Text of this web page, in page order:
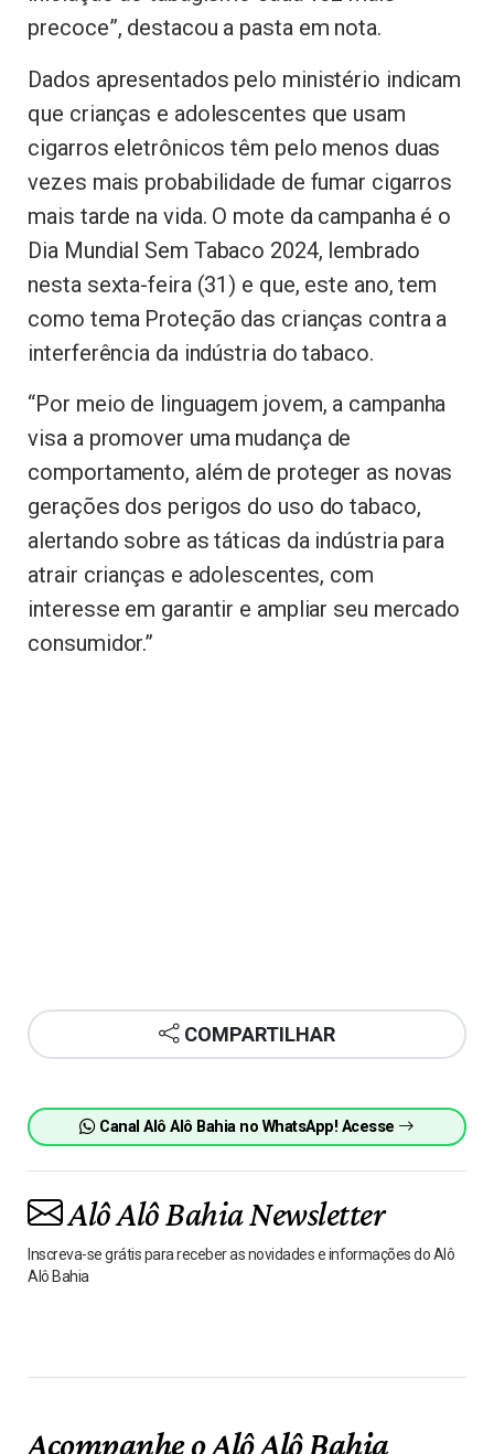
precoce”, destacou a pasta em nota.
Dados apresentados pelo ministério indicam
que crianças e adolescentes que usam
cigarros eletrônicos têm pelo menos duas
vezes mais probabilidade de fumar cigarros
mais tarde na vida. O mote da campanha é o
Dia Mundial Sem Tabaco 2024, lembrado
nesta sexta-feira (31) e que, este ano, tem
como tema Proteção das crianças contra a
interferência da indústria do tabaco.
“Por meio de linguagem jovem, a campanha
visa a promover uma mudança de
comportamento, além de proteger as novas
gerações dos perigos do uso do tabaco,
alertando sobre as táticas da indústria para
atrair crianças e adolescentes, com
interesse em garantir e ampliar seu mercado
consumidor.”
COMPARTILHAR
Canal Alô Alô Bahia no WhatsApp! Acesse
Alô Alô Bahia Newsletter
Inscreva-se grátis para receber as novidades e informações do Alô
Alô Bahia
Acompanhe o Alô Alô Bahia